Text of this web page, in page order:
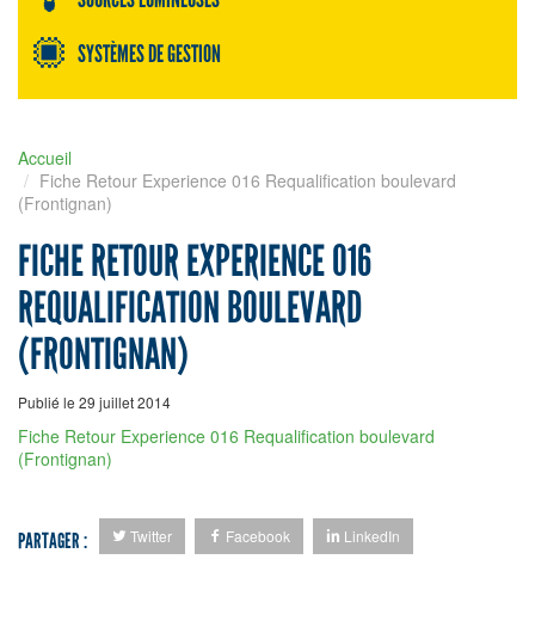
SYSTÈMES DE GESTION
Accueil
Fiche Retour Experience 016 Requalification boulevard
(Frontignan)
FICHE RETOUR EXPERIENCE 016
REQUALIFICATION BOULEVARD
(FRONTIGNAN)
Publié le 29 juillet 2014
Fiche Retour Experience 016 Requalification boulevard
(Frontignan)
PARTAGER : Twitter Facebook LinkedIn